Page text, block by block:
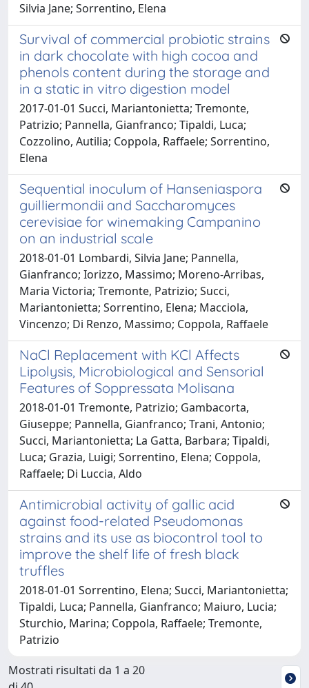
Silvia Jane; Sorrentino, Elena
Survival of commercial probiotic strains
in dark chocolate with high cocoa and
phenols content during the storage and
in a static in vitro digestion model
2017-01-01 Succi, Mariantonietta; Tremonte,
Patrizio; Pannella, Gianfranco; Tipaldi, Luca;
Cozzolino, Autilia; Coppola, Raffaele; Sorrentino,
Elena
Sequential inoculum of Hanseniaspora
guilliermondii and Saccharomyces
cerevisiae for winemaking Campanino
on an industrial scale
2018-01-01 Lombardi, Silvia Jane; Pannella,
Gianfranco; Iorizzo, Massimo; Moreno-Arribas,
Maria Victoria; Tremonte, Patrizio; Succi,
Mariantonietta; Sorrentino, Elena; Macciola,
Vincenzo; Di Renzo, Massimo; Coppola, Raffaele
NaCl Replacement with KCl Affects
Lipolysis, Microbiological and Sensorial
Features of Soppressata Molisana
2018-01-01 Tremonte, Patrizio; Gambacorta,
Giuseppe; Pannella, Gianfranco; Trani, Antonio;
Succi, Mariantonietta; La Gatta, Barbara; Tipaldi,
Luca; Grazia, Luigi; Sorrentino, Elena; Coppola,
Raffaele; Di Luccia, Aldo
Antimicrobial activity of gallic acid
against food-related Pseudomonas
strains and its use as biocontrol tool to
improve the shelf life of fresh black
truffles
2018-01-01 Sorrentino, Elena; Succi, Mariantonietta;
Tipaldi, Luca; Pannella, Gianfranco; Maiuro, Lucia;
Sturchio, Marina; Coppola, Raffaele; Tremonte,
Patrizio
Mostrati risultati da 1 a 20